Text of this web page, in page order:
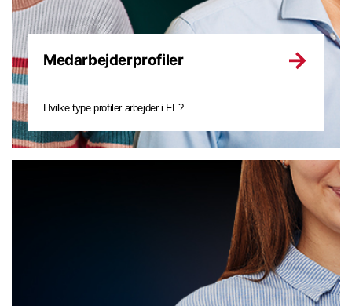
Medarbejderprofiler
Hvilke type profiler arbejder i FE?